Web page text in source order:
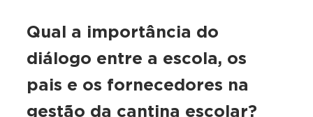
Qual a importância do
diálogo entre a escola, os
pais e os fornecedores na
gestão da cantina escolar?